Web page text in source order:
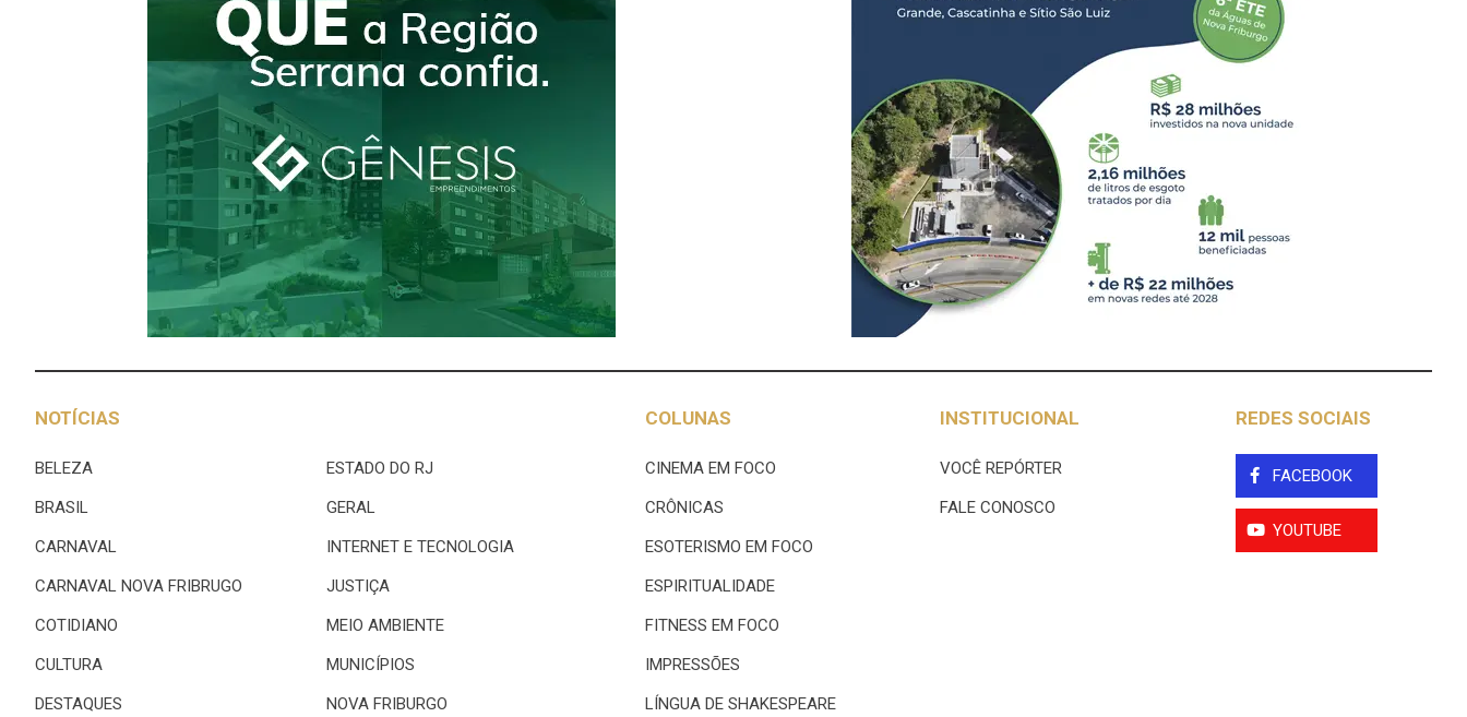
NOTÍCIAS
BELEZA
BRASIL
CARNAVAL
CARNAVAL NOVA FRIBRUGO
COTIDIANO
CULTURA
DESTAQUES
ESTADO DO RJ
GERAL
INTERNET E TECNOLOGIA
JUSTIÇA
MEIO AMBIENTE
MUNICÍPIOS
NOVA FRIBURGO
COLUNAS
CINEMA EM FOCO
CRÔNICAS
ESOTERISMO EM FOCO
ESPIRITUALIDADE
FITNESS EM FOCO
IMPRESSÕES
LÍNGUA DE SHAKESPEARE
INSTITUCIONAL
VOCÊ REPÓRTER
FALE CONOSCO
REDES SOCIAIS
FACEBOOK
YOUTUBE